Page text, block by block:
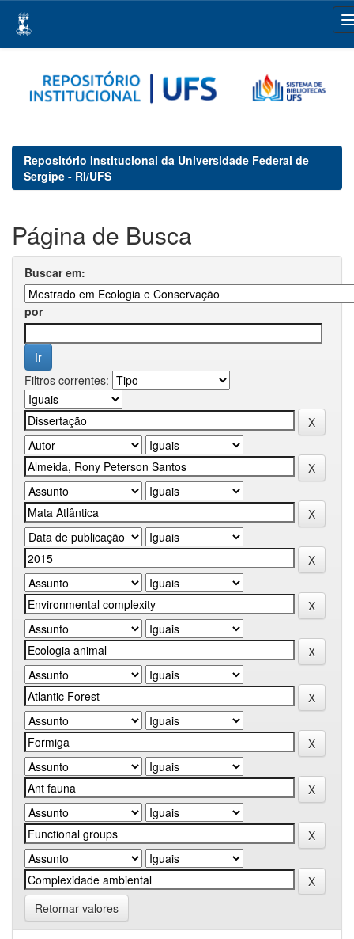
navigation
Repositório Institucional da Universidade Federal de
Sergipe - RI/UFS
Página de Busca
Buscar em:
por
Filtros correntes:
Retornar valores